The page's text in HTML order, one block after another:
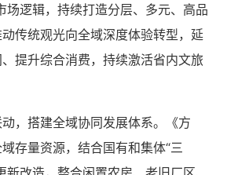
场逻辑，持续打造分层、多元、高品
传统观光向全域深度体验转型，延
提升综合消费，持续激活省内文旅
，搭建全域协同发展体系。《方
存量资源，结合国有和集体“三